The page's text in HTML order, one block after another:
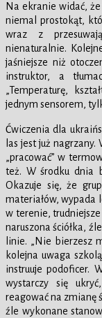
Na ekranie widać,
niemal prostokąt,
wraz z
nienaturalnie.
jaśniejsze niż
instruktor, a
„Temperaturę,
jednym sensorem,
Ćwiczenia dla
las jest już
„pracować” w
też. W środku dnia
Okazuje się, że
materiałów, wypada
w terenie,
naruszona ściółka,
linie. „Nie bierzesz
kolejna uwaga
instruuje podoficer.
wystarczy się
reagować na zmianę
źle wykonane